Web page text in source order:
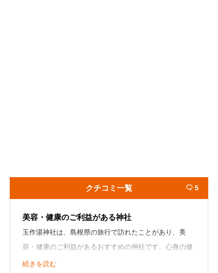
クチコミ一覧  5
美容・健康のご利益がある神社
玉作湯神社は、島根県の旅行で訪れたことがあり、美
容・健康のご利益があるおすすめの神社です。心身の健
康を保つ効果が期待できる神社だと思いました。
続きを読む